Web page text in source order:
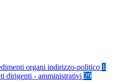
organi indirizzo-politico 1
dirigenti - amministrativi 29